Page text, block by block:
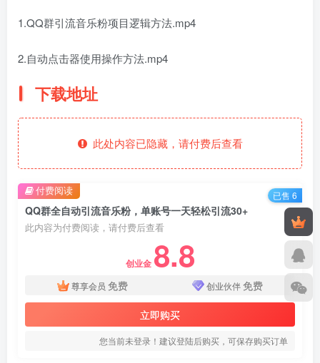
1.QQ群引流音乐粉项目逻辑方法.mp4
2.自动点击器使用操作方法.mp4
下载地址
此处内容已隐藏，请付费后查看
QQ群全自动引流音乐粉，单账号一天轻松引流30+
此内容为付费阅读，请付费后查看
创业金 8.8
尊享会员 免费 创业伙伴免费
立即购买
您当前未登录！建议登陆后购买，可保存购买订单
付费阅读 已售 6